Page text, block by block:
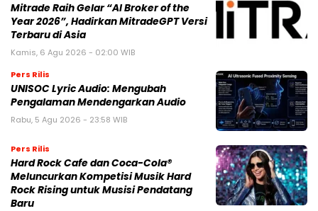
Mitrade Raih Gelar “AI Broker of the
Year 2026”, Hadirkan MitradeGPT Versi
Terbaru di Asia
Kamis, 6 Agu 2026 - 02:00 WIB
Pers Rilis
UNISOC Lyric Audio: Mengubah
Pengalaman Mendengarkan Audio
Rabu, 5 Agu 2026 - 23:58 WIB
Pers Rilis
Hard Rock Cafe dan Coca-Cola®
Meluncurkan Kompetisi Musik Hard
Rock Rising untuk Musisi Pendatang
Baru